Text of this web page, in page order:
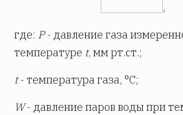
,
где: Р- давление газа
температуре t, мм рт.ст.;
t- температура газа, °С;
W- давление паров воды при